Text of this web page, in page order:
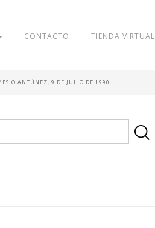
CONTACTO TIENDA VIRTUAL
ANTÚNEZ, 9 DE JULIO DE 1990